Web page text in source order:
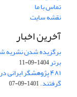
تماس با ما
نقشه سایت
آخرین اخبار
برگزیده شدن نشریه
برتر1404-09-11
۴۸۱ پژوهشگر
گرفتند.1401-09-07